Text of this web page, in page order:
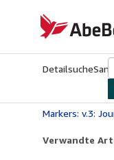
AbeBooks.de
Detailsuche
Verwandte